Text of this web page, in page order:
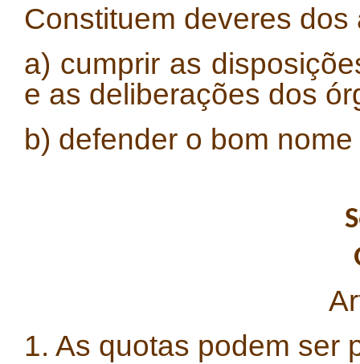
Constituem deveres
a) cumprir as
e as deliberações dos
b) defender o bom
1. As quotas podem ser